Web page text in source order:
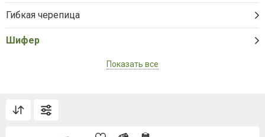
Гибкая черепица
Шифер
Показать все